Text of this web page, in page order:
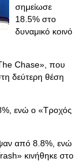
σημείωσε
18.5% στο
δυναμικό κοινό
Chase», που
δεύτερη θέση
ενώ ο «Τροχός
από 8.8%, ενώ
κινήθηκε στο